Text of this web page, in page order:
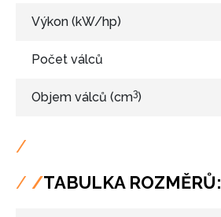
Výkon (kW/hp)
Počet válců
Objem válců (cm3)
/TABULKA ROZMĚRŮ: